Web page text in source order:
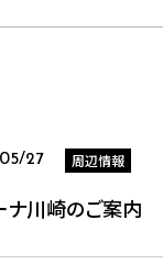
27 周辺情報
ナ川崎のご案内